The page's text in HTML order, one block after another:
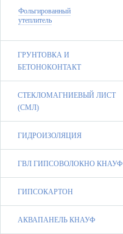
Фольгированный
утеплитель
ГРУНТОВКА И
БЕТОНОКОНТАКТ
СТЕКЛОМАГНИЕВЫЙ ЛИСТ
(СМЛ)
ГИДРОИЗОЛЯЦИЯ
ГВЛ ГИПСОВОЛОКНО КНАУФ
ГИПСОКАРТОН
АКВАПАНЕЛЬ КНАУФ